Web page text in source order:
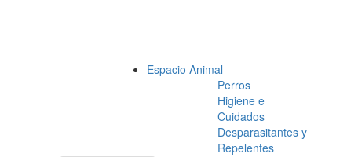
Espacio Animal
Perros
Higiene e
Cuidados
Desparasitantes y
Repelentes